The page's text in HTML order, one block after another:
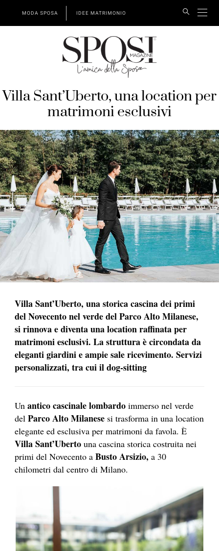
MODA SPOSA IDEE MATRIMONIO
Villa Sant’Uberto, una location per
matrimoni esclusivi
Villa Sant’Uberto, una storica cascina dei primi
del Novecento nel verde del Parco Alto Milanese,
si rinnova e diventa una location raffinata per
matrimoni esclusivi. La struttura è circondata da
eleganti giardini e ampie sale ricevimento. Servizi
personalizzati, tra cui il dog-sitting
Un antico cascinale lombardo immerso nel verde
del Parco Alto Milanese si trasforma in una location
elegante ed esclusiva per matrimoni da favola. È
Villa Sant’Uberto una cascina storica costruita nei
primi del Novecento a Busto Arsizio, a 30
chilometri dal centro di Milano.